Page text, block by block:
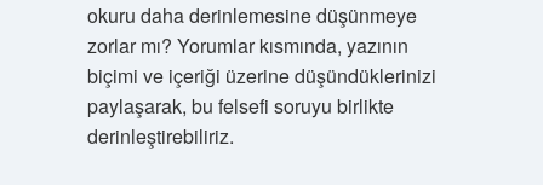
okuru daha derinlemesine düşünmeye
zorlar mı? Yorumlar kısmında, yazının
biçimi ve içeriği üzerine düşündüklerinizi
paylaşarak, bu felsefi soruyu birlikte
derinleştirebiliriz.